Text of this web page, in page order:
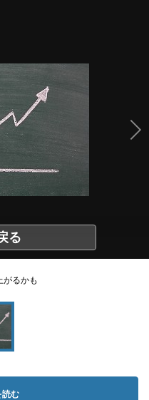
る
がるかも
読む